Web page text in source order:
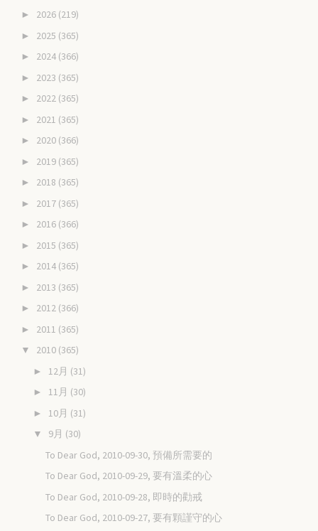
► 2026 (219)
► 2025 (365)
► 2024 (366)
► 2023 (365)
► 2022 (365)
► 2021 (365)
► 2020 (366)
► 2019 (365)
► 2018 (365)
► 2017 (365)
► 2016 (366)
► 2015 (365)
► 2014 (365)
► 2013 (365)
► 2012 (366)
► 2011 (365)
▼ 2010 (365)
► 12月 (31)
► 11月 (30)
► 10月 (31)
▼ 9月 (30)
To Dear God, 2010-09-30, 預備所需要的
To Dear God, 2010-09-29, 要有溫柔的心
To Dear God, 2010-09-28, 即時的勸戒
To Dear God, 2010-09-27, 要有顆謹守的心